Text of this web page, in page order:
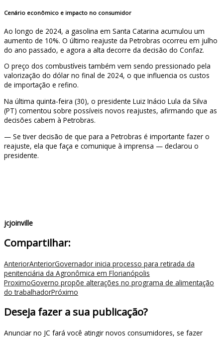
Cenário econômico e impacto no consumidor
Ao longo de 2024, a gasolina em Santa Catarina acumulou um
aumento de 10%. O último reajuste da Petrobras ocorreu em julho
do ano passado, e agora a alta decorre da decisão do Confaz.
O preço dos combustíveis também vem sendo pressionado pela
valorização do dólar no final de 2024, o que influencia os custos
de importação e refino.
Na última quinta-feira (30), o presidente Luiz Inácio Lula da Silva
(PT) comentou sobre possíveis novos reajustes, afirmando que as
decisões cabem à Petrobras.
— Se tiver decisão de que para a Petrobras é importante fazer o
reajuste, ela que faça e comunique à imprensa — declarou o
presidente.
jcjoinville
Compartilhar:
AnteriorAnteriorGovernador inicia processo para retirada da
penitenciária da Agronômica em Florianópolis
ProximoGoverno propõe alterações no programa de alimentação
do trabalhadorPróximo
Deseja fazer a sua publicação?
Anunciar no JC fará você atingir novos consumidores, se fazer